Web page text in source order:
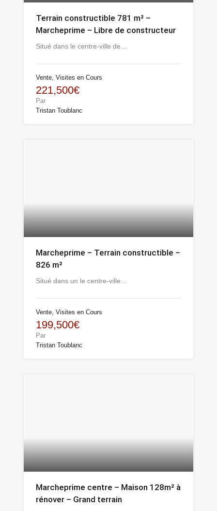
Terrain constructible 781 m² –
Marcheprime – Libre de constructeur
Situé dans le centre-ville de…
Vente, Visites en Cours
221,500€
Par
Tristan Toublanc
Marcheprime – Terrain constructible –
826 m²
Situé dans un le centre-ville…
Vente, Visites en Cours
199,500€
Par
Tristan Toublanc
Marcheprime centre – Maison 128m² à
rénover – Grand terrain